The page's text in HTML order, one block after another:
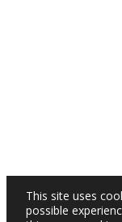
This site uses
possible